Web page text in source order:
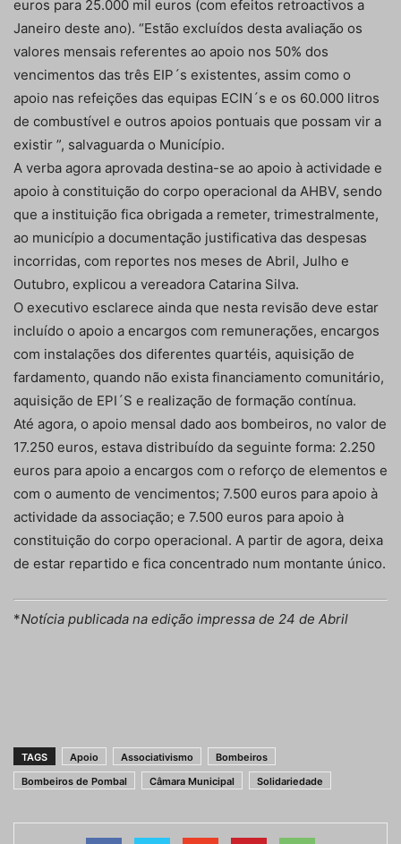
euros para 25.000 mil euros (com efeitos retroactivos a
Janeiro deste ano). “Estão excluídos desta avaliação os
valores mensais referentes ao apoio nos 50% dos
vencimentos das três EIP´s existentes, assim como o
apoio nas refeições das equipas ECIN´s e os 60.000 litros
de combustível e outros apoios pontuais que possam vir a
existir ”, salvaguarda o Município.
A verba agora aprovada destina-se ao apoio à actividade e
apoio à constituição do corpo operacional da AHBV, sendo
que a instituição fica obrigada a remeter, trimestralmente,
ao município a documentação justificativa das despesas
incorridas, com reportes nos meses de Abril, Julho e
Outubro, explicou a vereadora Catarina Silva.
O executivo esclarece ainda que nesta revisão deve estar
incluído o apoio a encargos com remunerações, encargos
com instalações dos diferentes quartéis, aquisição de
fardamento, quando não exista financiamento comunitário,
aquisição de EPI´S e realização de formação contínua.
Até agora, o apoio mensal dado aos bombeiros, no valor de
17.250 euros, estava distribuído da seguinte forma: 2.250
euros para apoio a encargos com o reforço de elementos e
com o aumento de vencimentos; 7.500 euros para apoio à
actividade da associação; e 7.500 euros para apoio à
constituição do corpo operacional. A partir de agora, deixa
de estar repartido e fica concentrado num montante único.
*Notícia publicada na edição impressa de 24 de Abril
TAGS Apoio Associativismo
Bombeiros
Bombeiros de Pombal
Câmara Municipal Solidariedade